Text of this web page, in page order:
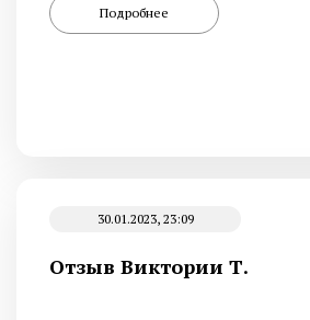
Подробнее
30.01.2023, 23:09
Отзыв Виктории Т.